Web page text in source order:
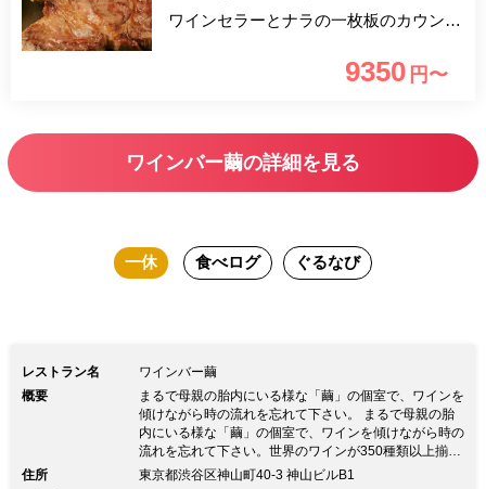
ワインセラーとナラの一枚板のカウンタ
のお座敷個室。和紙で造られた個室はま
ような異空間でワイングラスを片手に時
の流れを忘れてください。
9350 円〜
ワインバー繭の詳細を見る
一休 食べログ ぐるなび
レストラン名
ワインバー繭
概要
まるで母親の胎内にいる様な「繭」の個室で、ワインを
傾けながら時の流れを忘れて下さい。 まるで母親の胎
内にいる様な「繭」の個室で、ワインを傾けながら時の
流れを忘れて下さい。世界のワインが350種類以上揃う
ワインバー。土壁の階段を降り、ナラの木のドアを開け
住所
東京都渋谷区神山町40-3 神山ビルB1